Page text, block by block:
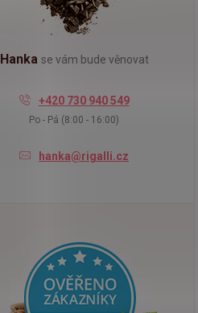
Hanka se vám bude věnovat
+420 730 940 549
Po - Pá (8:00 - 16:00)
hanka@rigalli.cz